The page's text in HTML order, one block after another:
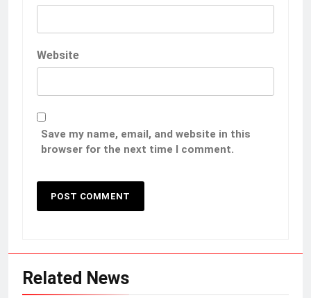
Website
Save my name, email, and website in this
browser for the next time I comment.
Related News